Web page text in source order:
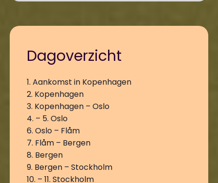
Dagoverzicht
1. Aankomst in Kopenhagen
2. Kopenhagen
3. Kopenhagen – Oslo
4. – 5. Oslo
6. Oslo – Flåm
7. Flåm – Bergen
8. Bergen
9. Bergen – Stockholm
10. – 11. Stockholm